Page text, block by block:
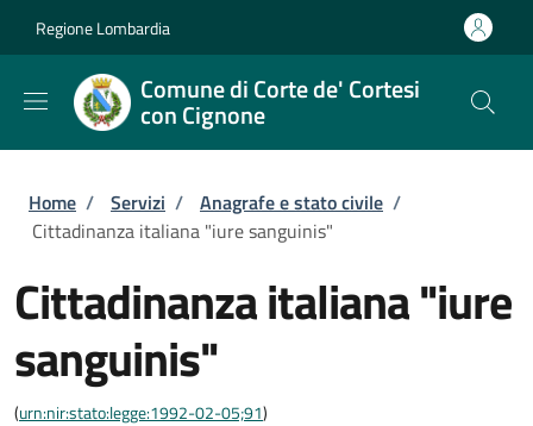
Regione Lombardia
Comune di Corte de' Cortesi
con Cignone
Briciole di pane
Home / Servizi / Anagrafe e stato civile /
Cittadinanza italiana "iure sanguinis"
Cittadinanza italiana "iure
sanguinis"
(urn:nir:stato:legge:1992-02-05;91)